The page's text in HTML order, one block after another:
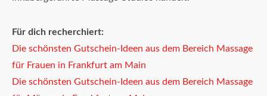
Für dich recherchiert:
Die schönsten Gutschein-Ideen aus dem Bereich Massage
für Frauen in Frankfurt am Main
Die schönsten Gutschein-Ideen aus dem Bereich Massage